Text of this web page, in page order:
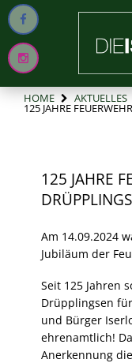
HOME AKTUELLES
125 JAHRE
125 JAHRE
Am 14.09.2024
Jubiläum der
Seit 125 Jahren
Drüpplingsen
und Bürger
ehrenamtlich!
Anerkennung